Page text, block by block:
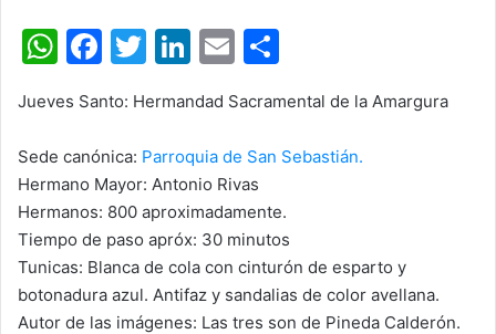
W
at
s
A
p
p
F
c
e
b
o
o
k
T
itt
er
Li
k
e
dI
n
E
ai
l
m
p
tir
Jueves Santo: Hermandad Sacramental de la Amargura
Sede canónica: Parroquia de San Sebastián.
Hermano Mayor: Antonio Rivas
Hermanos: 800 aproximadamente.
Tiempo de paso apróx: 30 minutos
Tunicas: Blanca de cola con cinturón de esparto y
botonadura azul. Antifaz y sandalias de color avellana.
Autor de las imágenes: Las tres son de Pineda Calderón.